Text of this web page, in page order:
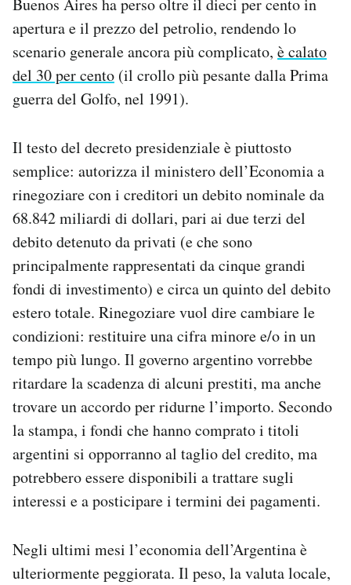
Newsletter
Notifiche mobile
Regala il Post
Esci
Buenos Aires ha perso oltre il dieci per cento in
apertura e il prezzo del petrolio, rendendo lo
scenario generale ancora più complicato, è calato
del 30 per cento (il crollo più pesante dalla Prima
guerra del Golfo, nel 1991).
Il testo del decreto presidenziale è piuttosto
semplice: autorizza il ministero dell’Economia a
rinegoziare con i creditori un debito nominale da
68.842 miliardi di dollari, pari ai due terzi del
debito detenuto da privati (e che sono
principalmente rappresentati da cinque grandi
fondi di investimento) e circa un quinto del debito
estero totale. Rinegoziare vuol dire cambiare le
condizioni: restituire una cifra minore e/o in un
tempo più lungo. Il governo argentino vorrebbe
ritardare la scadenza di alcuni prestiti, ma anche
trovare un accordo per ridurne l’importo. Secondo
la stampa, i fondi che hanno comprato i titoli
argentini si opporranno al taglio del credito, ma
potrebbero essere disponibili a trattare sugli
interessi e a posticipare i termini dei pagamenti.
Negli ultimi mesi l’economia dell’Argentina è
ulteriormente peggiorata. Il peso, la valuta locale,